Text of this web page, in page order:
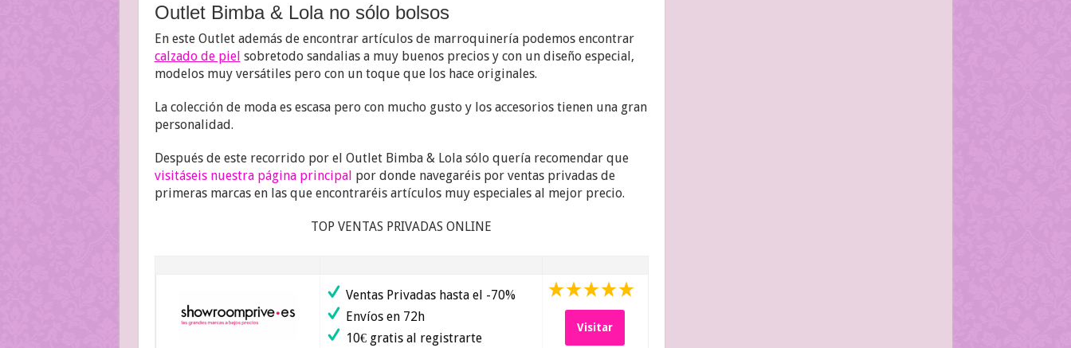
Outlet Bimba & Lola no sólo bolsos
En este Outlet además de encontrar artículos de marroquinería podemos encontrar
calzado de piel sobretodo sandalias a muy buenos precios y con un diseño especial,
modelos muy versátiles pero con un toque que los hace originales.
La colección de moda es escasa pero con mucho gusto y los accesorios tienen una gran
personalidad.
Después de este recorrido por el Outlet Bimba & Lola sólo quería recomendar que
visitáseis nuestra página principal por donde navegaréis por ventas privadas de
primeras marcas en las que encontraréis artículos muy especiales al mejor precio.
TOP VENTAS PRIVADAS ONLINE
Ventas Privadas hasta el -70%
Envíos en 72h
10€ gratis al registrarte
Visitar